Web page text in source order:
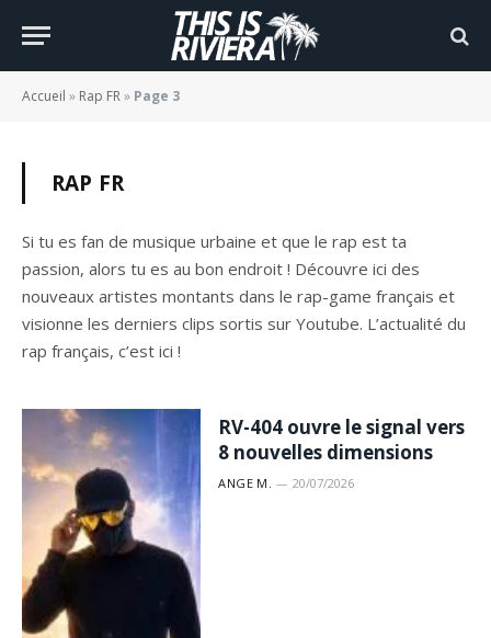
Accueil » Rap FR» Page 3
RAP FR
Si tu es fan de musique urbaine et que le rap est ta
passion, alors tu es au bon endroit ! Découvre ici des
nouveaux artistes montants dans le rap-game français et
visionne les derniers clips sortis sur Youtube. L’actualité du
rap français, c’est ici !
RV-404 ouvre le signal vers
8 nouvelles dimensions
ANGE M. 20/07/2026